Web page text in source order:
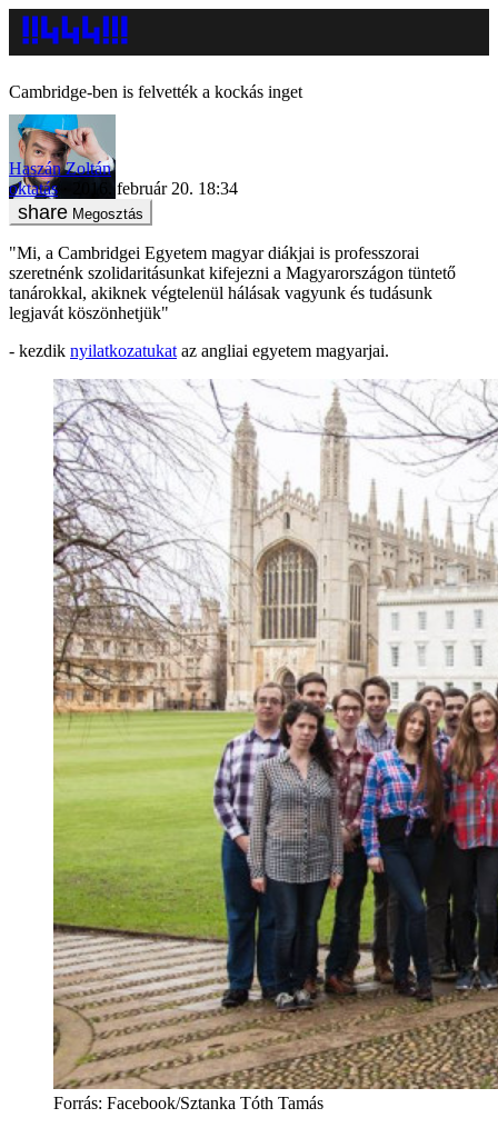
Cambridge-ben is felvették a kockás inget
Haszán Zoltán
oktatás
2016. február 20. 18:34
Megosztás
"Mi, a Cambridge­i Egyetem magyar diákjai is professzorai
szeretnénk szolidaritásunkat kifejezni a Magyarországon tüntető
tanárokkal, akiknek végtelenül hálásak vagyunk és tudásunk
legjavát köszönhetjük"
- kezdik nyilatkozatukat az angliai egyetem magyarjai.
Forrás: Facebook/Sztanka Tóth Tamás